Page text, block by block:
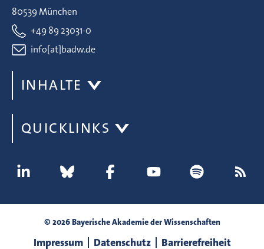
80539 München
+49 89 23031-0
info[at]badw.de
INHALTE
QUICKLINKS
© 2026 Bayerische Akademie der Wissenschaften
Impressum Datenschutz Barrierefreiheit